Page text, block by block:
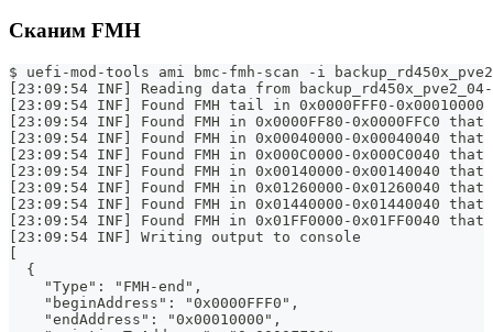
Сканим FMH
$ uefi-mod-tools ami bmc-fmh-scan -i
[23:09:54 INF] Reading data from
[23:09:54 INF] Found FMH tail in 0x0000FFF0-
[23:09:54 INF] Found FMH in 0x0000FF80-0x0000FFC0
[23:09:54 INF] Found FMH in 0x00040000-0x00040040
[23:09:54 INF] Found FMH in 0x000C0000-0x000C0040
[23:09:54 INF] Found FMH in 0x00140000-0x00140040
[23:09:54 INF] Found FMH in 0x01260000-0x01260040
[23:09:54 INF] Found FMH in 0x01440000-0x01440040
[23:09:54 INF] Found FMH in 0x01FF0000-0x01FF0040
[23:09:54 INF] Writing output to console
  {
    "Type": "FMH-end",
    "beginAddress": "0x0000FFF0",
    "endAddress": "0x00010000",